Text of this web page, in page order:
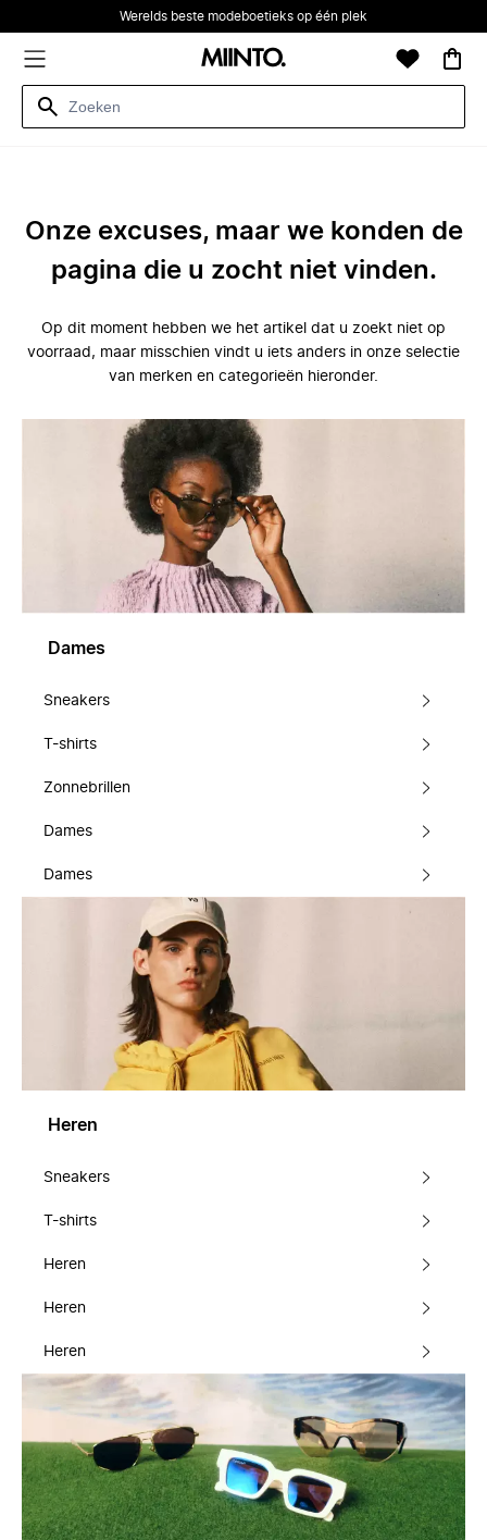
Werelds beste modeboetieks op één plek
Onze excuses, maar we konden de
pagina die u zocht niet vinden.
Op dit moment hebben we het artikel dat u zoekt niet op
voorraad, maar misschien vindt u iets anders in onze selectie
van merken en categorieën hieronder.
Dames
Sneakers
T-shirts
Zonnebrillen
Dames
Dames
Heren
Sneakers
T-shirts
Heren
Heren
Heren